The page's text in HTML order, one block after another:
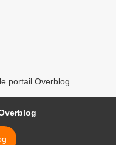
portail Overblog